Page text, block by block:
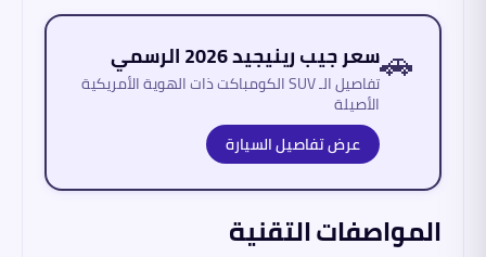
🚗سعر جيب رينيجيد 2026 الرسمي
تفاصيل الـ SUV الكومباكت ذات الهوية الأمريكية
الأصيلة
عرض تفاصيل السيارة
المواصفات التقنية